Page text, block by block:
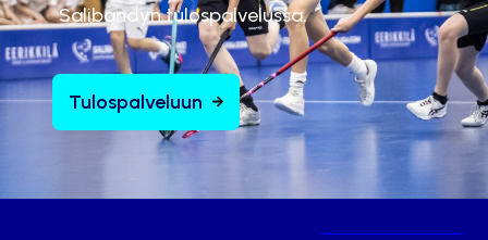
Salibandyn tulospalvelussa.
Tulospalveluun